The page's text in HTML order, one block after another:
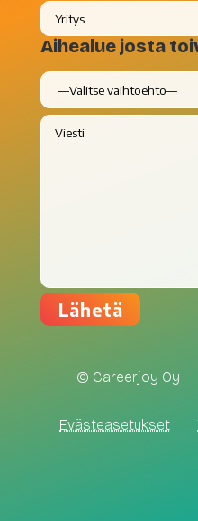
Aihealue josta
© Careerjoy Oy
Eväste­asetukset